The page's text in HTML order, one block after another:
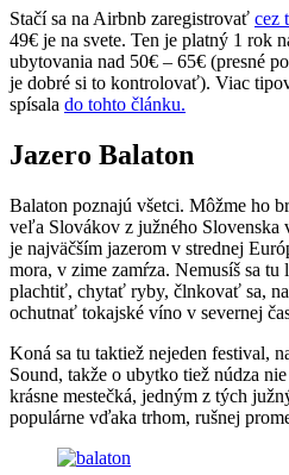
Stačí sa na Airbnb zaregistrovať cez
49€ je na svete. Ten je platný 1 rok
ubytovania nad 50€ – 65€ (presné
je dobré si to kontrolovať). Viac
spísala do tohto článku.
Jazero Balaton
Balaton poznajú všetci. Môžme ho
veľa Slovákov z južného Slovenska
je najväčším jazerom v strednej
mora, v zime zamŕza. Nemusíš sa
plachtiť, chytať ryby, člnkovať sa,
ochutnať tokajské víno v severnej
Koná sa tu taktiež nejeden festival,
Sound, takže o ubytko tiež núdza
krásne mestečká, jedným z tých
populárne vďaka trhom, rušnej